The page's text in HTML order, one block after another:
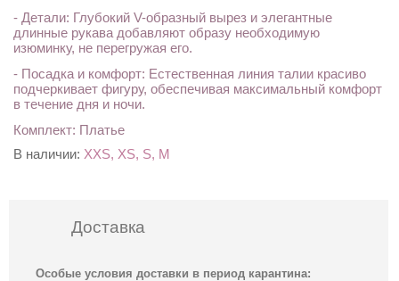
- Детали: Глубокий V-образный вырез и элегантные
длинные рукава добавляют образу необходимую
изюминку, не перегружая его.
- Посадка и комфорт: Естественная линия талии красиво
подчеркивает фигуру, обеспечивая максимальный комфорт
в течение дня и ночи.
Комплект: Платье
В наличии: XXS, XS, S, M
Доставка
Особые условия доставки в период карантина: